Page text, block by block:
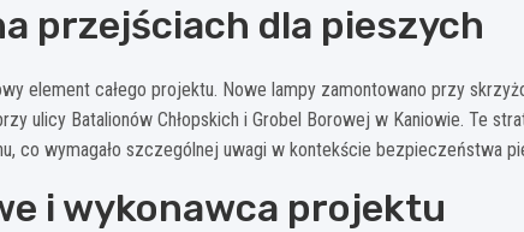
przejściach dla pieszych
element całego projektu. Nowe lampy zamontowano przy
ulicy Batalionów Chłopskich i Grobel Borowej w Kaniowie. Te
co wymagało szczególnej uwagi w kontekście bezpieczeństwa
i wykonawca projektu